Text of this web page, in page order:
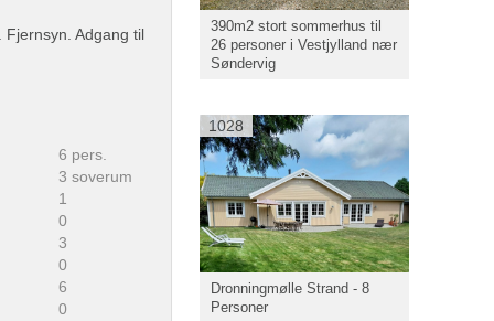
390m2 stort sommerhus til
26 personer i Vestjylland nær
Søndervig
1028
Dronningmølle Strand - 8
Personer
Adgang til
6 pers.
3 soverum
1
0
3
0
6
0